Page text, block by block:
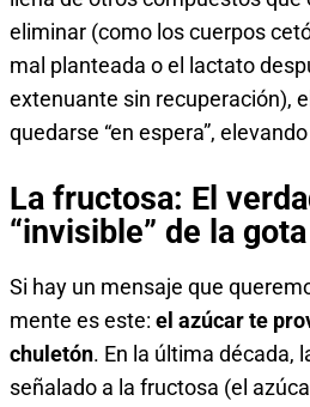
eliminar (como los cuerpos
mal planteada o el lactato
extenuante sin recuperación),
quedarse “en espera”,
La fructosa: El
“invisible” de la gota
Si hay un mensaje que
mente es este: el azúcar te
chuletón. En la última década,
señalado a la fructosa (el